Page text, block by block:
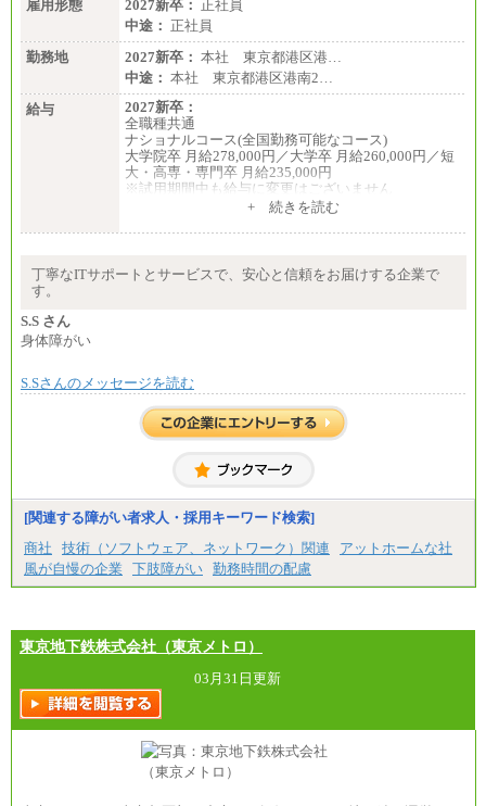
雇用形態
2027新卒： 正社員
中途： 正社員
勤務地
2027新卒： 本社 東京都港区港…
中途： 本社 東京都港区港南2…
給与
2027新卒：
全職種共通
ナショナルコース(全国勤務可能なコース)
大学院卒 月給278,000円／大学卒 月給260,000円／短
大・高専・専門卒 月給235,000円
※試用期間中も給与に変更はございません
大学院卒 月給264,000円／大学卒 月給250,000円／短
※試用期間中も給与に変更はございません
中途：
+ 続きを読む
丁寧なITサポートとサービスで、安心と信頼をお届けする企業で
す。
S.S さん
身体障がい
S.Sさんのメッセージを読む
[関連する障がい者求人・採用キーワード検索]
商社
技術（ソフトウェア、ネットワーク）関連
アットホームな社
風が自慢の企業
下肢障がい 勤務時間の配慮
東京地下鉄株式会社（東京メトロ）
03月31日更新